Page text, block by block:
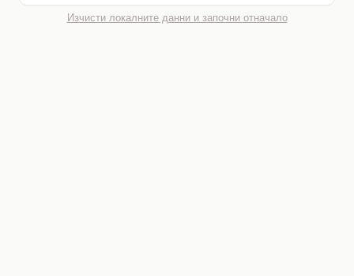
Изчисти локалните данни и започни отначало